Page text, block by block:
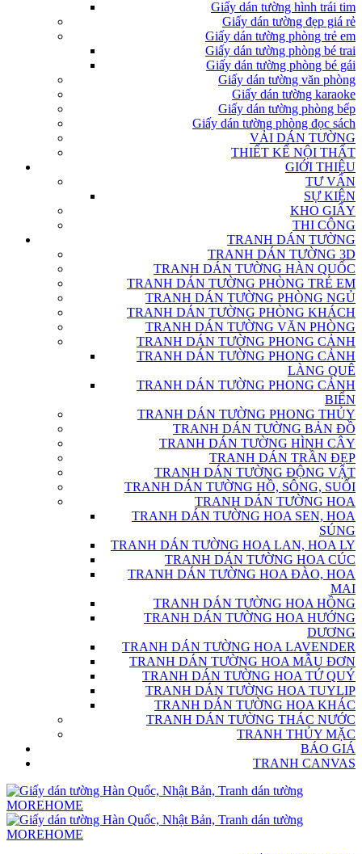
Giấy dán tường hình trái tim
Giấy dán tường đẹp giá rẻ
Giấy dán tường phòng trẻ em
Giấy dán tường phòng bé trai
Giấy dán tường phòng bé gái
Giấy dán tường văn phòng
Giấy dán tường karaoke
Giấy dán tường phòng bếp
Giấy dán tường phòng đọc sách
VẢI DÁN TƯỜNG
THIẾT KẾ NỘI THẤT
GIỚI THIỆU
TƯ VẤN
SỰ KIỆN
KHO GIẤY
THI CÔNG
TRANH DÁN TƯỜNG
TRANH DÁN TƯỜNG 3D
TRANH DÁN TƯỜNG HÀN QUỐC
TRANH DÁN TƯỜNG PHÒNG TRẺ EM
TRANH DÁN TƯỜNG PHÒNG NGỦ
TRANH DÁN TƯỜNG PHÒNG KHÁCH
TRANH DÁN TƯỜNG VĂN PHÒNG
TRANH DÁN TƯỜNG PHONG CẢNH
TRANH DÁN TƯỜNG PHONG CẢNH
LÀNG QUÊ
TRANH DÁN TƯỜNG PHONG CẢNH
BIỂN
TRANH DÁN TƯỜNG PHONG THỦY
TRANH DÁN TƯỜNG BẢN ĐỒ
TRANH DÁN TƯỜNG HÌNH CÂY
TRANH DÁN TRẦN ĐẸP
TRANH DÁN TƯỜNG ĐỘNG VẬT
TRANH DÁN TƯỜNG HỒ, SÔNG, SUỐI
TRANH DÁN TƯỜNG HOA
TRANH DÁN TƯỜNG HOA SEN, HOA
SÚNG
TRANH DÁN TƯỜNG HOA LAN, HOA LY
TRANH DÁN TƯỜNG HOA CÚC
TRANH DÁN TƯỜNG HOA ĐÀO, HOA
MAI
TRANH DÁN TƯỜNG HOA HỒNG
TRANH DÁN TƯỜNG HOA HƯỚNG
DƯƠNG
TRANH DÁN TƯỜNG HOA LAVENDER
TRANH DÁN TƯỜNG HOA MẪU ĐƠN
TRANH DÁN TƯỜNG HOA TỨ QUÝ
TRANH DÁN TƯỜNG HOA TUYLIP
TRANH DÁN TƯỜNG HOA KHÁC
TRANH DÁN TƯỜNG THÁC NƯỚC
TRANH THỦY MẶC
BÁO GIÁ
TRANH CANVAS